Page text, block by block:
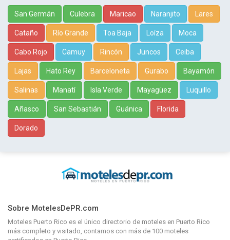
San Germán Culebra Maricao Naranjito Lares
Cataño Río Grande Toa Baja Loíza Moca
Cabo Rojo Camuy Rincón Juncos Ceiba
Lajas Hato Rey Barceloneta Gurabo Bayamón
Salinas Manatí Isla Verde Mayagüez Luquillo
Añasco San Sebastián Guánica Florida
Dorado
Sobre MotelesDePR.com
Moteles Puerto Rico es el único directorio de moteles en Puerto Rico
más completo y visitado, contamos con más de 100 moteles